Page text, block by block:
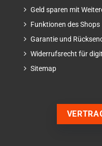
Geld sparen mit
Funktionen des Shops
Garantie und
Widerrufsrecht für
Sitemap